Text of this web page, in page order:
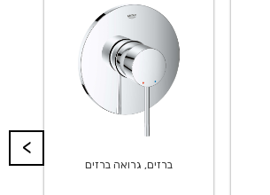
ברזים, גרואה ברזים
<